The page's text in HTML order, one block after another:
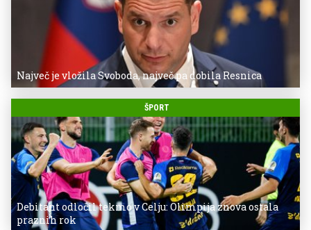
Največ je vložila Svoboda, največ pa dobila Resnica
ŠPORT
Debitant odločil tekmo v Celju: Olimpija znova ostala
praznih rok